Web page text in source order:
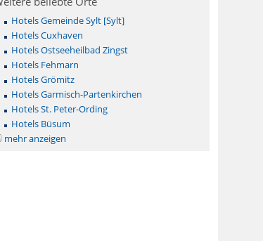
Hotels Gemeinde Sylt [Sylt]
Hotels Cuxhaven
Hotels Ostseeheilbad Zingst
Hotels Fehmarn
Hotels Grömitz
Hotels Garmisch-Partenkirchen
Hotels St. Peter-Ording
Hotels Büsum
mehr anzeigen